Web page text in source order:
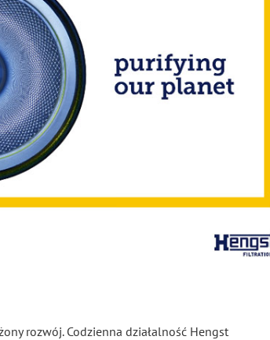
rozwój. Codzienna działalność Hengst